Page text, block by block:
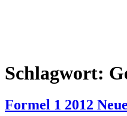
Schlagwort:
Formel 1 2012